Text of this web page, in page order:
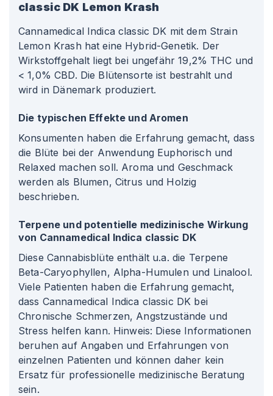
classic DK Lemon Krash
Cannamedical Indica classic DK mit dem Strain
Lemon Krash hat eine Hybrid-Genetik. Der
Wirkstoffgehalt liegt bei ungefähr 19,2% THC und
< 1,0% CBD. Die Blütensorte ist bestrahlt und
wird in Dänemark produziert.
Die typischen Effekte und Aromen
Konsumenten haben die Erfahrung gemacht, dass
die Blüte bei der Anwendung Euphorisch und
Relaxed machen soll. Aroma und Geschmack
werden als Blumen, Citrus und Holzig
beschrieben.
Terpene und potentielle medizinische Wirkung
von Cannamedical Indica classic DK
Diese Cannabisblüte enthält u.a. die Terpene
Beta-Caryophyllen, Alpha-Humulen und Linalool.
Viele Patienten haben die Erfahrung gemacht,
dass Cannamedical Indica classic DK bei
Chronische Schmerzen, Angstzustände und
Stress helfen kann. Hinweis: Diese Informationen
beruhen auf Angaben und Erfahrungen von
einzelnen Patienten und können daher kein
Ersatz für professionelle medizinische Beratung
sein.